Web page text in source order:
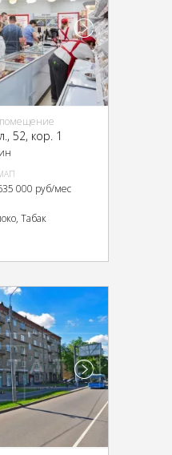
помещение
52, кор. 1
000 руб/мес
Табак